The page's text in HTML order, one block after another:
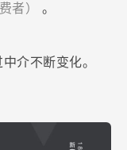
者） 。
介不断变化。